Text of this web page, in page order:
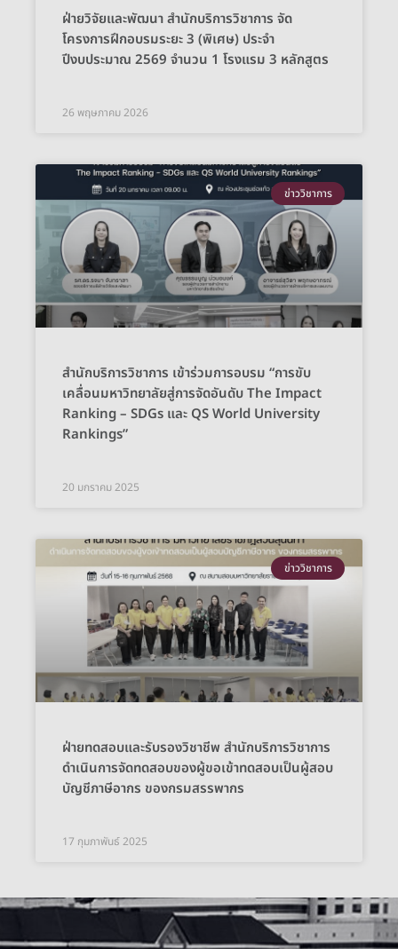
ฝ่ายวิจัยและพัฒนา สำนักบริการวิชาการ จัด
โครงการฝึกอบรมระยะ 3 (พิเศษ) ประจำ
ปีงบประมาณ 2569 จำนวน 1 โรงแรม 3 หลักสูตร
26 พฤษภาคม 2026
ข่าววิชาการ
สำนักบริการวิชาการ เข้าร่วมการอบรม “การขับ
เคลื่อนมหาวิทยาลัยสู่การจัดอันดับ The Impact
Ranking – SDGs และ QS World University
Rankings”
20 มกราคม 2025
ข่าววิชาการ
ฝ่ายทดสอบและรับรองวิชาชีพ สำนักบริการวิชาการ
ดำเนินการจัดทดสอบของผู้ขอเข้าทดสอบเป็นผู้สอบ
บัญชีภาษีอากร ของกรมสรรพากร
17 กุมภาพันธ์ 2025